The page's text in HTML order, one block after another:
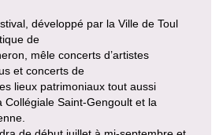
développé par la Ville de Toul
de
mêle concerts d’artistes
et concerts de
lieux patrimoniaux tout aussi
Collégiale Saint-Gengoult et la